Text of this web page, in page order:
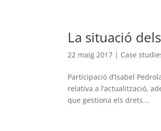
La situació
22 maig 2017 | Case
Participació d’Isabel
relativa a l’actualització,
que gestiona els drets...